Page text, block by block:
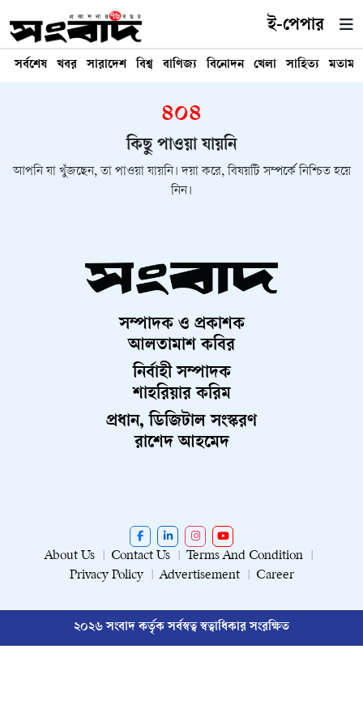
ই-পেপার
সর্বশেষ খবর সারাদেশ বিশ্ব বাণিজ্য বিনোদন খেলা সাহিত্য মতামত
৪০৪
কিছু পাওয়া যায়নি
আপনি যা খুঁজছেন, তা পাওয়া যায়নি। দয়া করে, বিষয়টি সম্পর্কে নিশ্চিত হয়ে
নিন।
সম্পাদক ও প্রকাশক
আলতামাশ কবির
নির্বাহী সম্পাদক
শাহরিয়ার করিম
প্রধান, ডিজিটাল সংস্করণ
রাশেদ আহমেদ
About Us Contact Us
Terms And Condition
Privacy Policy
Advertisement Career
২০২৬ সংবাদ কর্তৃক সর্বস্বত্ব স্বত্বাধিকার সংরক্ষিত